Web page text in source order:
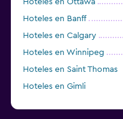
Hoteles en Ottawa
Hoteles en Banff
Hoteles en Calgary
Hoteles en Winnipeg
Hoteles en Saint Thomas
Hoteles en Gimli